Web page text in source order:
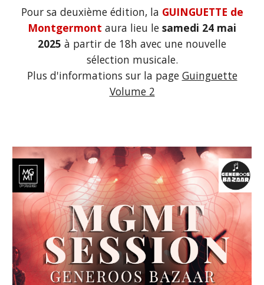
Pour sa deuxième édition, la GUINGUETTE de
Montgermont aura lieu le samedi 24 mai
2025 à partir de 18h avec une nouvelle
sélection musicale.
Plus d'informations sur la page Guinguette
Volume 2